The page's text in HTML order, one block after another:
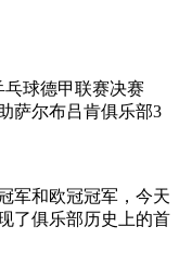
球德甲联赛决赛
萨尔布吕肯俱乐部3
军和欧冠冠军，今天
了俱乐部历史上的首